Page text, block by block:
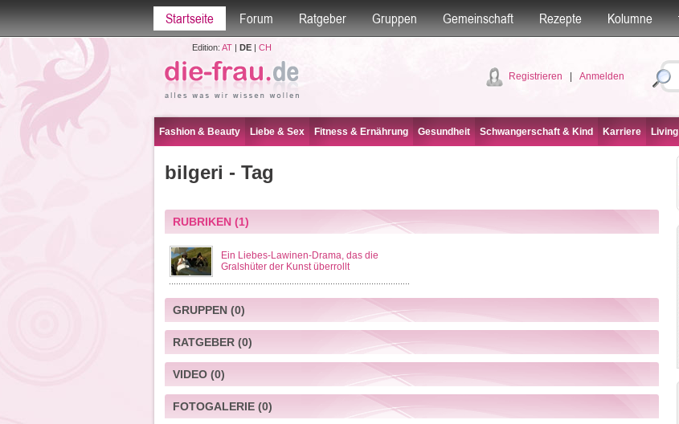
Startseite Forum Ratgeber Gruppen Gemeinschaft Rezepte Kolumne
Edition: AT| DE| CH
Registrieren Anmelden
Fashion & Beauty Liebe & Sex Fitness & Ernährung Gesundheit Schwangerschaft & Kind Karriere Living
bilgeri - Tag
RUBRIKEN(1)
Ein Liebes-Lawinen-Drama, das die
Gralshüter der Kunst überrollt
GRUPPEN(0)
RATGEBER(0)
VIDEO(0)
FOTOGALERIE(0)